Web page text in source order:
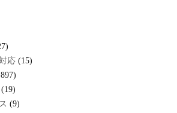
応 (15)
(19)
(9)